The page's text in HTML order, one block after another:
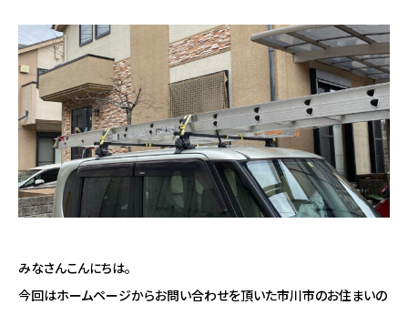
みなさんこんにちは。
今回はホームページからお問い合わせを頂いた市川市のお住まいの